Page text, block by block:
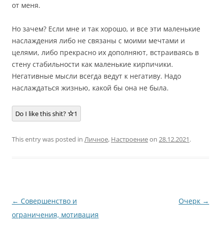
от меня.
Но зачем? Если мне и так хорошо, и все эти маленькие
наслаждения либо не связаны с моими мечтами и
целями, либо прекрасно их дополняют, встраиваясь в
стену стабильности как маленькие кирпичики.
Негативные мысли всегда ведут к негативу. Надо
наслаждаться жизнью, какой бы она не была.
Do I like this shit? 1
This entry was posted in Личное, Настроениеon 28.12.2021.
Post
navigation
← Совершенство и
ограничения, мотивация
Очерк →